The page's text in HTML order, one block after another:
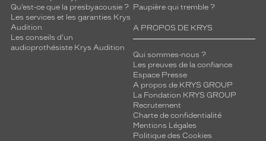
Qu’est-ce que la presbyacousie ?
Les services et les garanties Krys
Audition
Les conseils d'un
audioprothésiste Krys Audition
Paupière qui tremble ?
A PROPOS DE KRYS
Qui sommes-nous ?
Les preuves de la confiance
Espace Presse
A propos de KRYS GROUP
La Fondation KRYS GROUP
Recrutement
Charte de confidentialité
Mentions Légales
Politique des Cookies